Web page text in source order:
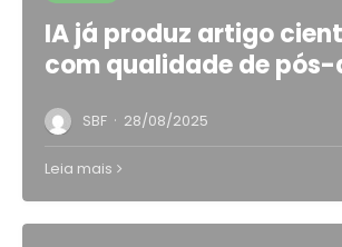
IA já produz artigo
com qualidade de
SBF · 28/08/2025
Leia mais